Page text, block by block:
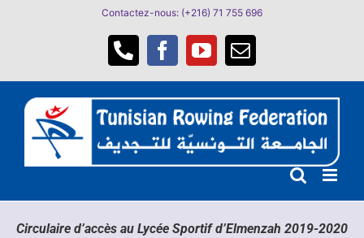
Contactez-nous: (+216) 71 755 696
Téléphone
Facebook
YouTube
Email
Circulaire d’accès au Lycée Sportif d’Elmenzah 2019-2020